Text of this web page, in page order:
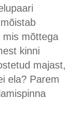
mis mõttega
kinni
majast,
ela? Parem